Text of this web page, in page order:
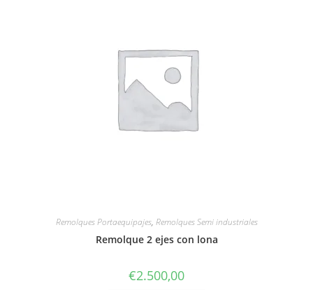
Remolques Portaequipajes, Remolques Semi industriales
Remolque 2 ejes con lona
€2.500,00